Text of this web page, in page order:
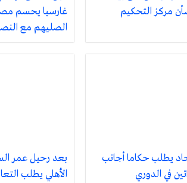
مركز التحكيم
غارسيا يحسم
الصليهم مع
يطلب حكاما أجانب
في الدوري
بعد رحيل عمر
الأهلي يطلب